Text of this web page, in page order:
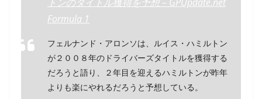
o
k
Formula 1
フェルナンド・アロンソは、ルイス・ハミルトン
が２００８年のドライバーズタイトルを獲得する
だろうと語り、２年目を迎えるハミルトンが昨年
よりも楽にやれるだろうと予想している。